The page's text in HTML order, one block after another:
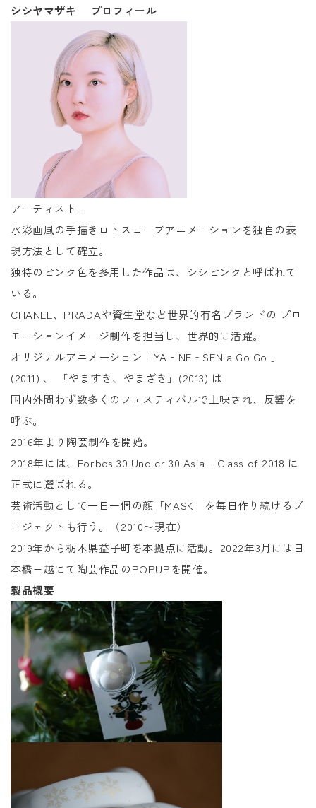
シシヤマザキ プロフィール
アーティスト。
水彩画風の手描きロトスコープアニメーションを独自の表
現方法として確立。
独特のピンク色を多用した作品は、シシピンクと呼ばれて
いる。
CHANEL、PRADAや資生堂など世界的有名ブランドの プロ
モーションイメージ制作を担当し、世界的に活躍。
オリジナルアニメーション「YA‐NE‐SEN a Go Go 」
(2011) 、 「やますき、やまざき」(2013) は
国内外問わず数多くのフェスティバルで上映され、反響を
呼ぶ。
2016年より陶芸制作を開始。
2018年には、Forbes 30 Und er 30 Asia ‒ Class of 2018 に
正式に選ばれる。
芸術活動として一日一個の顔「MASK」を毎日作り続けるプ
ロジェクトも行う。（2010〜現在）
2019年から栃木県益子町を本拠点に活動。2022年3月には日
本橋三越にて陶芸作品のPOPUPを開催。
製品概要